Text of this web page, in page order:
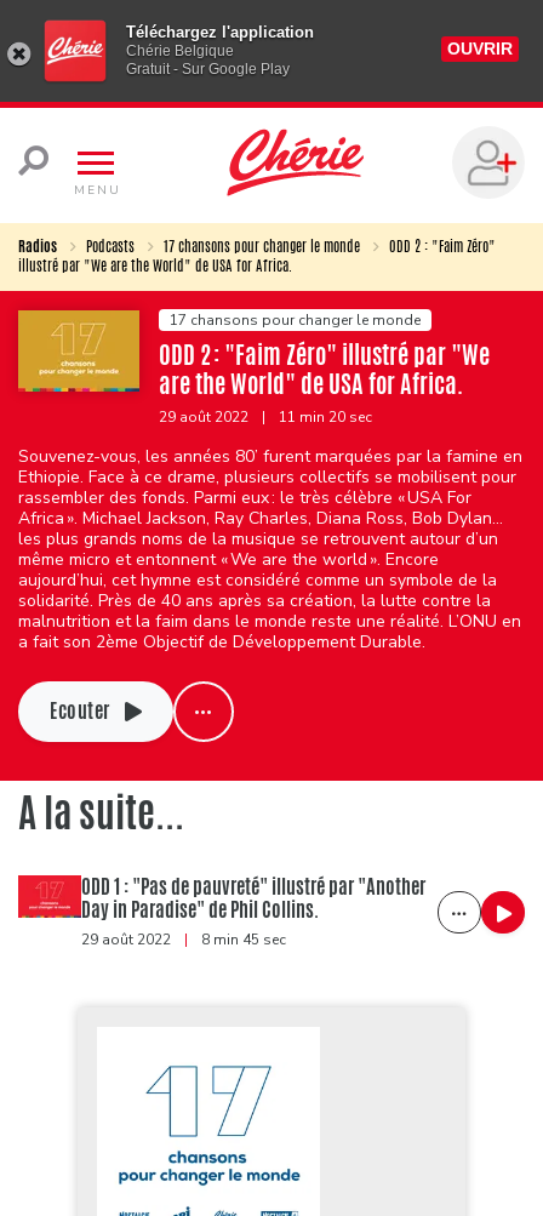
Téléchargez l'application
Chérie Belgique
Gratuit - Sur Google Play
OUVRIR
MENU
Radios Podcasts 17 chansons pour changer le monde
ODD 2 : "Faim Zéro"
illustré par "We are the World" de USA for Africa.
17 chansons pour changer le monde
ODD 2 : "Faim Zéro" illustré par "We
are the World" de USA for Africa.
29 août 2022 | 11 min 20 sec
Souvenez-vous, les années 80’ furent marquées par la famine en
Ethiopie. Face à ce drame, plusieurs collectifs se mobilisent pour
rassembler des fonds. Parmi eux : le très célèbre « USA For
Africa ». Michael Jackson, Ray Charles, Diana Ross, Bob Dylan…
les plus grands noms de la musique se retrouvent autour d’un
même micro et entonnent « We are the world ». Encore
aujourd’hui, cet hymne est considéré comme un symbole de la
solidarité. Près de 40 ans après sa création, la lutte contre la
malnutrition et la faim dans le monde reste une réalité. L’ONU en
a fait son 2ème Objectif de Développement Durable.
Ecouter
A la suite...
ODD 1 : "Pas de pauvreté" illustré par "Another
Day in Paradise" de Phil Collins.
29 août 2022 | 8 min 45 sec